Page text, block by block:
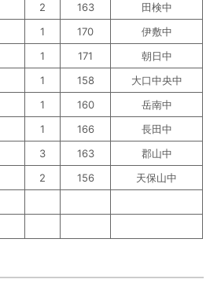
2 163
田検中
1 170
伊敷中
1 171
朝日中
1 158
大口中央中
1 160
岳南中
1 166
長田中
3 163
郡山中
2 156 天保山中